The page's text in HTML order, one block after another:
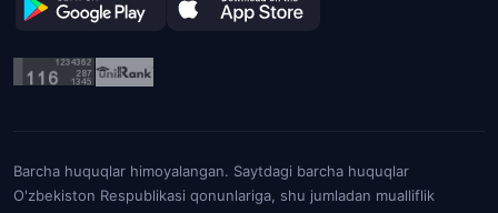
Barcha huquqlar himoyalangan. Saytdagi barcha huquqlar
O'zbekiston Respublikasi qonunlariga, shu jumladan mualliflik